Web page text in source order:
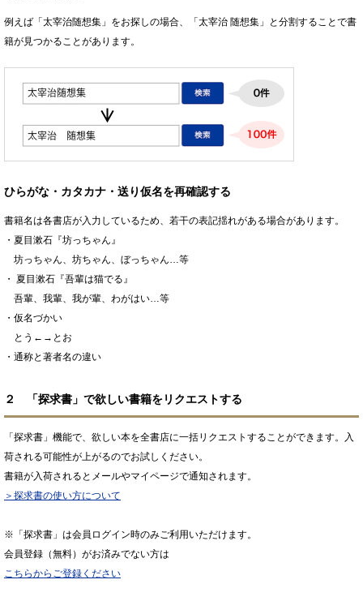
例えば「太宰治随想集」をお探しの場合、「太宰治 随想集」と分割することで書
籍が見つかることがあります。
ひらがな・カタカナ・送り仮名を再確認する
書籍名は各書店が入力しているため、若干の表記揺れがある場合があります。
・夏目漱石『坊っちゃん』
坊っちゃん、坊ちゃん、ぼっちゃん…等
・ 夏目漱石『吾輩は猫でる』
吾輩、我輩、我が輩、わがはい…等
・仮名づかい
とう←→とお
・通称と著者名の違い
２ 「探求書」で欲しい書籍をリクエストする
「探求書」機能で、欲しい本を全書店に一括リクエストすることができます。入
荷される可能性が上がるのでお試しください。
書籍が入荷されるとメールやマイページで通知されます。
＞探求書の使い方について
※「探求書」は会員ログイン時のみご利用いただけます。
会員登録（無料）がお済みでない方は
こちらからご登録ください